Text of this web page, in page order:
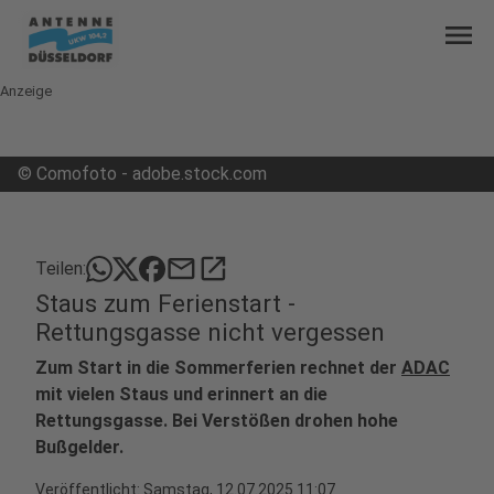
menu
Anzeige
© Comofoto - adobe.stock.com
Teilen: mailopen_in_new
Staus zum Ferienstart -
Rettungsgasse nicht vergessen
Zum Start in die Sommerferien rechnet der ADAC
mit vielen Staus und erinnert an die
Rettungsgasse. Bei Verstößen drohen hohe
Bußgelder.
Veröffentlicht: Samstag, 12.07.2025 11:07